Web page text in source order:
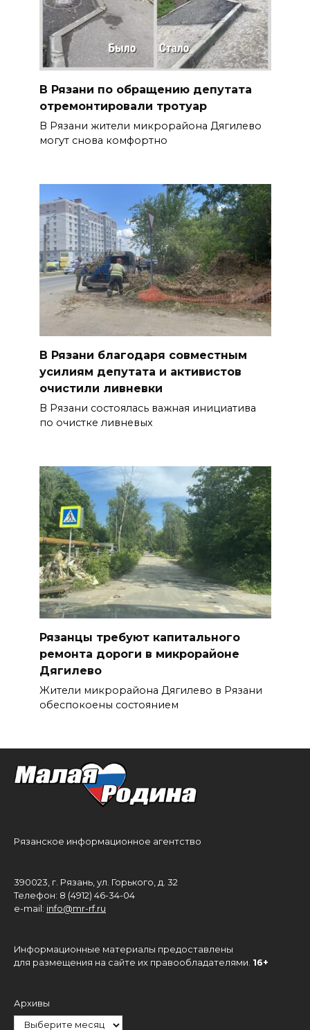
В Рязани по обращению депутата
отремонтировали тротуар
В Рязани жители микрорайона Дягилево
могут снова комфортно
В Рязани благодаря совместным
усилиям депутата и активистов
очистили ливневки
В Рязани состоялась важная инициатива
по очистке ливневых
Рязанцы требуют капитального
ремонта дороги в микрорайоне
Дягилево
Жители микрорайона Дягилево в Рязани
обеспокоены состоянием
Рязанское информационное агентство
390023, г. Рязань, ул. Горького, д. 32
Телефон: 8 (4912) 46-34-04
e-mail: info@mr-rf.ru
Информационные материалы предоставлены
для размещения на сайте их правообладателями. 16+
Архивы